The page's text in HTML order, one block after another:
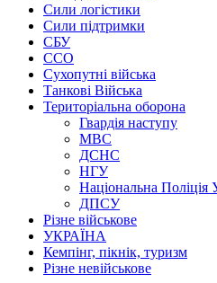
Сили логістики
Сили підтримки
СБУ
ССО
Сухопутні війська
Танкові Війська
Територіальна оборона
Гвардія наступу
МВС
ДСНС
НГУ
Національна Поліція
ДПСУ
Різне військове
УКРАЇНА
Кемпінг, пікнік, туризм
Різне невійськове